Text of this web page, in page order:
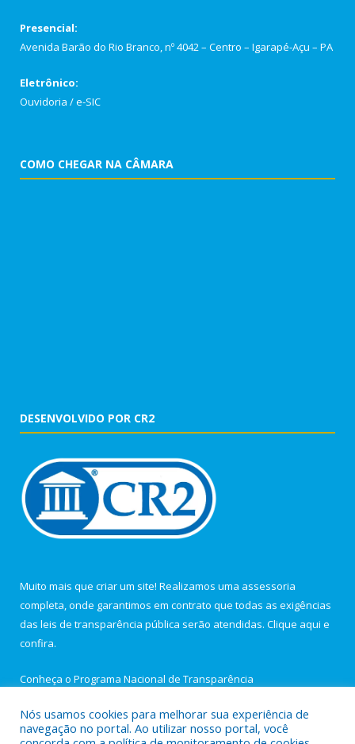
Presencial:
Avenida Barão do Rio Branco, nº 4042 – Centro – Igarapé-Açu – PA
Eletrônico:
Ouvidoria /e-SIC
COMO CHEGAR NA CÂMARA
DESENVOLVIDO POR CR2
Muito mais que criar um site! Realizamos uma assessoria
completa, onde garantimos em contrato que todas as exigências
das leis de transparência pública serão atendidas. Clique aqui e
confira.
Conheça o Programa Nacional de Transparência
Nós usamos cookies para melhorar sua experiência de
navegação no portal. Ao utilizar nosso portal, você